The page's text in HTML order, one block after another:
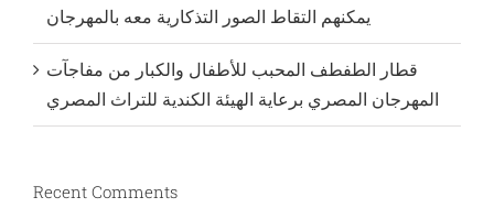
يمكنهم التقاط الصور التذكارية معه بالمهرجان
قطار الطفطف المحبب للأطفال والكبار من مفاجآت
المهرجان المصري برعاية الهيئة الكندية للتراث المصري
Recent Comments